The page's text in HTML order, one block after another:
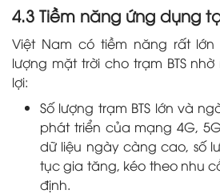
4.3 Tiềm năng ứng dụng
Việt Nam có tiềm năng rất
lượng mặt trời cho trạm BTS
lợi:
Số lượng trạm BTS lớn và
phát triển của mạng 4G,
dữ liệu ngày càng cao, số
tục gia tăng, kéo theo nhu
định.